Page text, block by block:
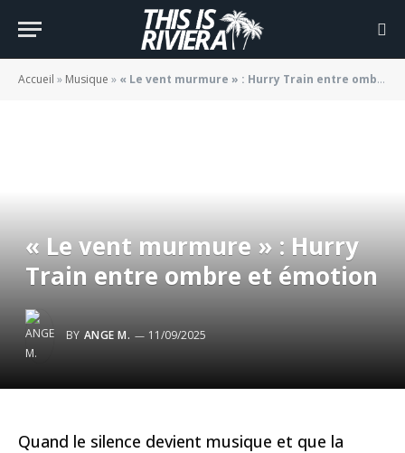
Accueil » Musique » « Le vent murmure » : Hurry Train entre ombre et émotion
« Le vent murmure » : Hurry
Train entre ombre et émotion
BY ANGE M. 11/09/2025
Quand le silence devient musique et que la